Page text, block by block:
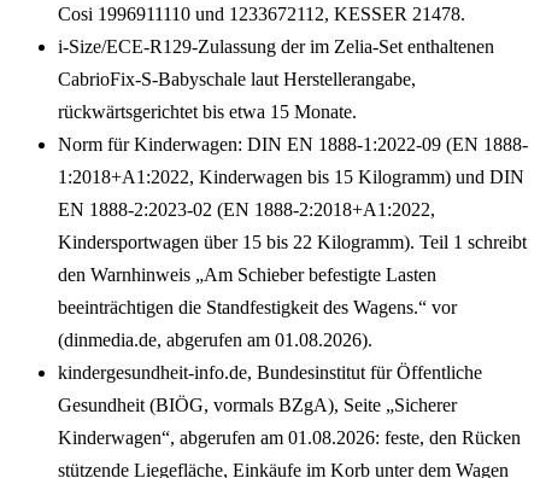
Cosi 1996911110 und 1233672112, KESSER 21478.
i-Size/ECE-R129-Zulassung der im Zelia-Set enthaltenen
CabrioFix-S-Babyschale laut Herstellerangabe,
rückwärtsgerichtet bis etwa 15 Monate.
Norm für Kinderwagen: DIN EN 1888-1:2022-09 (EN 1888-
1:2018+A1:2022, Kinderwagen bis 15 Kilogramm) und DIN
EN 1888-2:2023-02 (EN 1888-2:2018+A1:2022,
Kindersportwagen über 15 bis 22 Kilogramm). Teil 1 schreibt
den Warnhinweis „Am Schieber befestigte Lasten
beeinträchtigen die Standfestigkeit des Wagens.“ vor
(dinmedia.de, abgerufen am 01.08.2026).
kindergesundheit-info.de, Bundesinstitut für Öffentliche
Gesundheit (BIÖG, vormals BZgA), Seite „Sicherer
Kinderwagen“, abgerufen am 01.08.2026: feste, den Rücken
stützende Liegefläche, Einkäufe im Korb unter dem Wagen